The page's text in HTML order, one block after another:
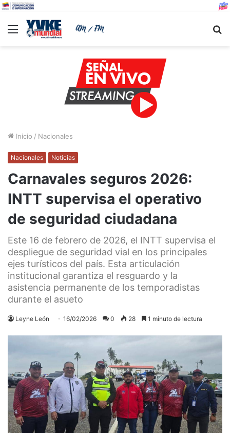
Menu
Inicio / Nacionales
Nacionales Noticias
Carnavales seguros 2026:
INTT supervisa el operativo
de seguridad ciudadana
Este 16 de febrero de 2026, el INTT supervisa el
despliegue de seguridad vial en los principales
ejes turísticos del país. Esta articulación
institucional garantiza el resguardo y la
asistencia permanente de los temporadistas
durante el asueto
Leyne León 16/02/2026 0 28 1 minuto de lectura